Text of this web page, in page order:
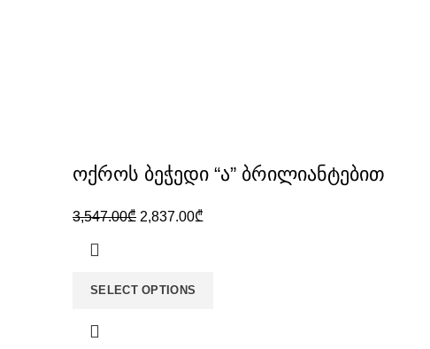
ოქროს ბეჭედი “ა” ბრილიანტებით
3,547.00₾ 2,837.00₾
SELECT OPTIONS